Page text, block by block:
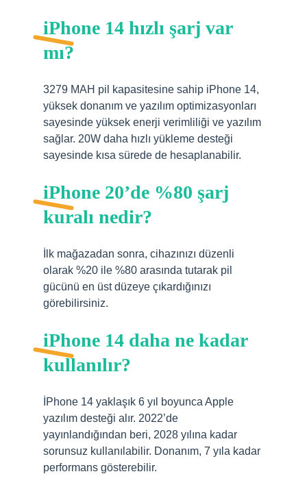
iPhone 14 hızlı şarj var
mı?
3279 MAH pil kapasitesine sahip iPhone 14,
yüksek donanım ve yazılım optimizasyonları
sayesinde yüksek enerji verimliliği ve yazılım
sağlar. 20W daha hızlı yükleme desteği
sayesinde kısa sürede de hesaplanabilir.
iPhone 20’de %80 şarj
kuralı nedir?
İlk mağazadan sonra, cihazınızı düzenli
olarak %20 ile %80 arasında tutarak pil
gücünü en üst düzeye çıkardığınızı
görebilirsiniz.
iPhone 14 daha ne kadar
kullanılır?
İPhone 14 yaklaşık 6 yıl boyunca Apple
yazılım desteği alır. 2022’de
yayınlandığından beri, 2028 yılına kadar
sorunsuz kullanılabilir. Donanım, 7 yıla kadar
performans gösterebilir.